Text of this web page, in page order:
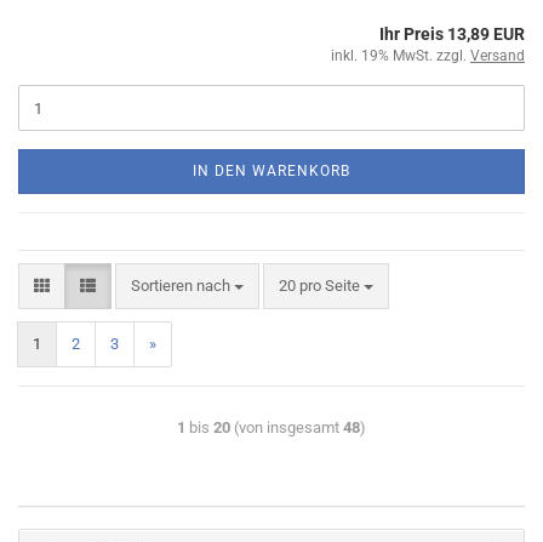
Ihr Preis 13,89 EUR
inkl. 19% MwSt. zzgl. Versand
IN DEN WARENKORB
Sortieren nach 20 pro Seite
1 2 3 »
1 bis 20 (von insgesamt 48)